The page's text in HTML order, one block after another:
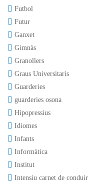
Futbol
Futur
Ganxet
Gimnàs
Granollers
Graus Universitaris
Guarderies
guarderies osona
Hipopressius
Idiomes
Infants
Informàtica
Institut
Intensiu carnet de conduir